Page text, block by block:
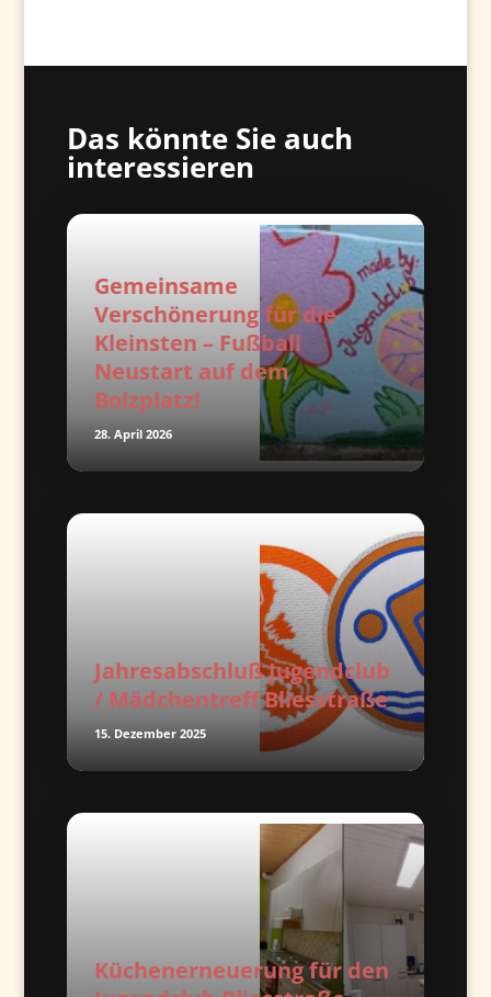
Das könnte Sie auch
interessieren
Gemeinsame
Verschönerung für die
Kleinsten – Fußball
Neustart auf dem
Bolzplatz!
28. April 2026
Jahresabschluß Jugendclub
/ Mädchentreff Bliesstraße
15. Dezember 2025
Küchenerneuerung für den